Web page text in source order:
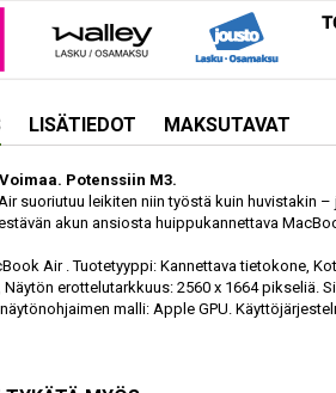
LISÄTIEDOT MAKSUTAVAT
Potenssiin M3.
suoriutuu leikiten niin työstä kuin huvistakin
akun ansiosta huippu­kannettava
Air . Tuotetyyppi: Kannettava tietokone,
Näytön erottelutarkkuus: 2560 x 1664 pikseliä.
malli: Apple GPU.